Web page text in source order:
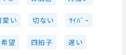
愛い 切ない ｻｲﾊﾞｰ
希望 四拍子 遅い